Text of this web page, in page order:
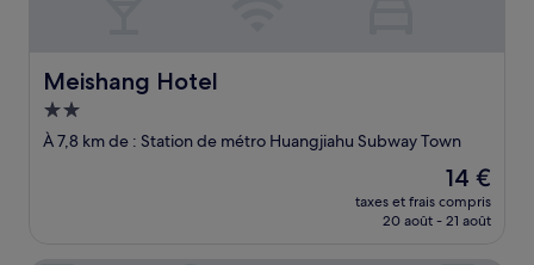
Meishang Hotel
Meishang Hotel
Hébergement
2.0 étoiles
À 7,8 km de : Station de métro Huangjiahu Subway Town
Le
nouveau
prix
de
14 €
taxes et frais compris
20 août - 21 août